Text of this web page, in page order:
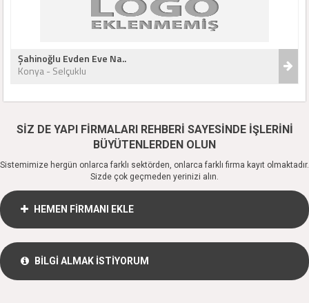
Şahinoğlu Evden Eve Na..
Konya - Selçuklu
SİZ DE YAPI FİRMALARI REHBERİ SAYESİNDE İŞLERİNİ
BÜYÜTENLERDEN OLUN
Sistemimize hergün onlarca farklı sektörden, onlarca farklı firma kayıt olmaktadır.
Sizde çok geçmeden yerinizi alın.
HEMEN FİRMANI EKLE
BİLGİ ALMAK İSTİYORUM